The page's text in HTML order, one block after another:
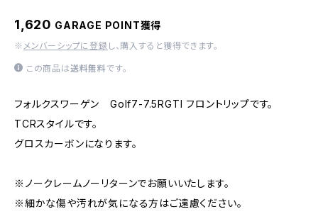
1,620 GARAGE POINT獲得
※ メンバーシップに登録 し、購入すると獲得できます。
この商品は送料無料です。
フォルクスワーゲン Golf7-7.5RGTI フロントリップです。
TCRスタイルです。
グロスカーボンになります。
※ノークレームノーリターンでお願いいたします。
※細かな傷や汚れが気になる方はご遠慮ください。